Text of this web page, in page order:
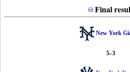
Final
New York
5–3